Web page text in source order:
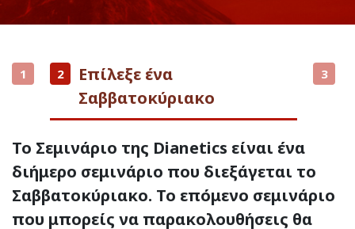
1 2
Επίλεξε ένα
Σαββατοκύριακο
3
Το Σεμινάριο της Dianetics είναι ένα
διήμερο σεμινάριο που διεξάγεται το
Σαββατοκύριακο. Το επόμενο σεμινάριο
που μπορείς να παρακολουθήσεις θα